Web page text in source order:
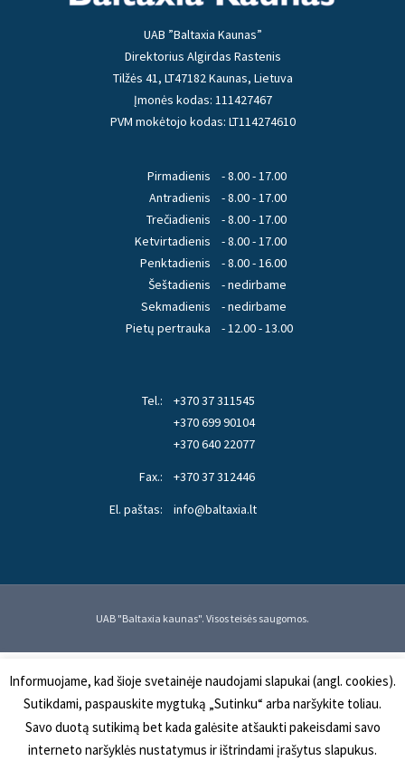
UAB ”Baltaxia Kaunas”
Direktorius Algirdas Rastenis
Tilžės 41, LT47182 Kaunas, Lietuva
Įmonės kodas: 111427467
PVM mokėtojo kodas: LT114274610
Pirmadienis
Antradienis
Trečiadienis
Ketvirtadienis
Penktadienis
Šeštadienis
Sekmadienis
Pietų pertrauka
- 8.00 - 17.00
- 8.00 - 17.00
- 8.00 - 17.00
- 8.00 - 17.00
- 8.00 - 16.00
- nedirbame
- nedirbame
- 12.00 - 13.00
Tel.:
+370 37 311545
+370 699 90104
+370 640 22077
Fax.:
+370 37 312446
El. paštas:
info@baltaxia.lt
UAB "Baltaxia kaunas". Visos teisės saugomos.
Informuojame, kad šioje svetainėje naudojami slapukai (angl. cookies).
Sutikdami, paspauskite mygtuką „Sutinku“ arba naršykite toliau.
Savo duotą sutikimą bet kada galėsite atšaukti pakeisdami savo
interneto naršyklės nustatymus ir ištrindami įrašytus slapukus.